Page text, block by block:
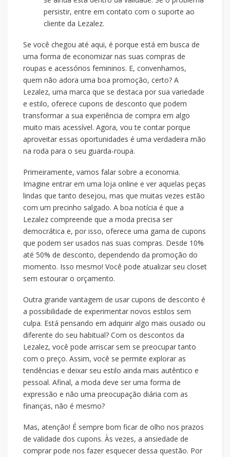
persistir, entre em contato com o suporte ao
cliente da Lezalez.
Se você chegou até aqui, é porque está em busca de
uma forma de economizar nas suas compras de
roupas e acessórios femininos. E, convenhamos,
quem não adora uma boa promoção, certo? A
Lezalez, uma marca que se destaca por sua variedade
e estilo, oferece cupons de desconto que podem
transformar a sua experiência de compra em algo
muito mais acessível. Agora, vou te contar porque
aproveitar essas oportunidades é uma verdadeira mão
na roda para o seu guarda-roupa.
Primeiramente, vamos falar sobre a economia.
Imagine entrar em uma loja online e ver aquelas peças
lindas que tanto desejou, mas que muitas vezes estão
com um precinho salgado. A boa notícia é que a
Lezalez compreende que a moda precisa ser
democrática e, por isso, oferece uma gama de cupons
que podem ser usados nas suas compras. Desde 10%
até 50% de desconto, dependendo da promoção do
momento. Isso mesmo! Você pode atualizar seu closet
sem estourar o orçamento.
Outra grande vantagem de usar cupons de desconto é
a possibilidade de experimentar novos estilos sem
culpa. Está pensando em adquirir algo mais ousado ou
diferente do seu habitual? Com os descontos da
Lezalez, você pode arriscar sem se preocupar tanto
com o preço. Assim, você se permite explorar as
tendências e deixar seu estilo ainda mais autêntico e
pessoal. Afinal, a moda deve ser uma forma de
expressão e não uma preocupação diária com as
finanças, não é mesmo?
Mas, atenção! É sempre bom ficar de olho nos prazos
de validade dos cupons. Às vezes, a ansiedade de
comprar pode nos fazer esquecer dessa questão. Por